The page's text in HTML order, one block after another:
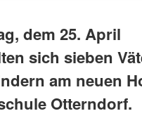
dem 25. April
sich sieben
am neuen
Otterndorf.